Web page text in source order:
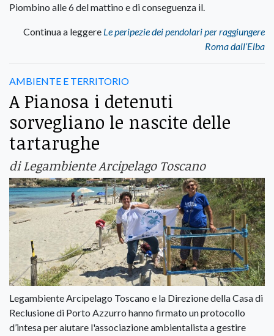
Piombino alle 6 del mattino e di conseguenza il.
Continua a leggere Le peripezie dei pendolari per raggiungere
Roma dall’Elba
AMBIENTE E TERRITORIO
A Pianosa i detenuti
sorvegliano le nascite delle
tartarughe
di Legambiente Arcipelago Toscano
Legambiente Arcipelago Toscano e la Direzione della Casa di
Reclusione di Porto Azzurro hanno firmato un protocollo
d’intesa per aiutare l'associazione ambientalista a gestire